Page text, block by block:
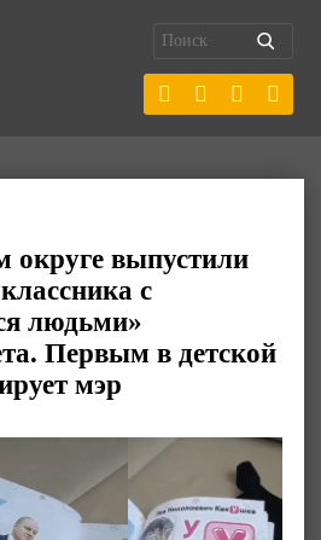
выпустили
с
людьми»
Первым в детской
мэр